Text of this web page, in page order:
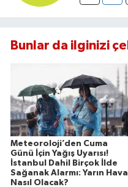
Bunlar da ilginizi
Meteoroloji’den Cuma
Günü İçin Yağış Uyarısı!
İstanbul Dahil Birçok İlde
Sağanak Alarmı: Yarın Hava
Nasıl Olacak?